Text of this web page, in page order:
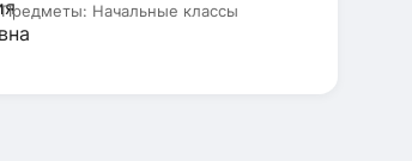
Предметы: Начальные классы